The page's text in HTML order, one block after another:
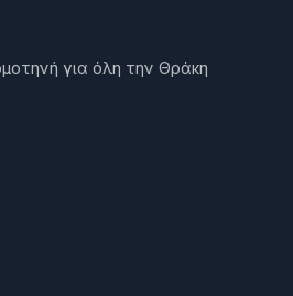
για όλη την Θράκη